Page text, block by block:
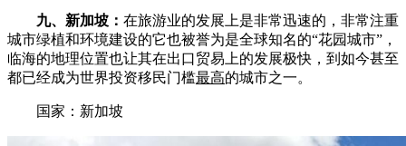
九、新加坡： 在旅游业的发展上是非常迅速的，非常注重
城市绿植和环境建设的它也被誉为是全球知名的“花园城市”，
临海的地理位置也让其在出口贸易上的发展极快，到如今甚至
都已经成为世界投资移民门槛最高的城市之一。
国家：新加坡